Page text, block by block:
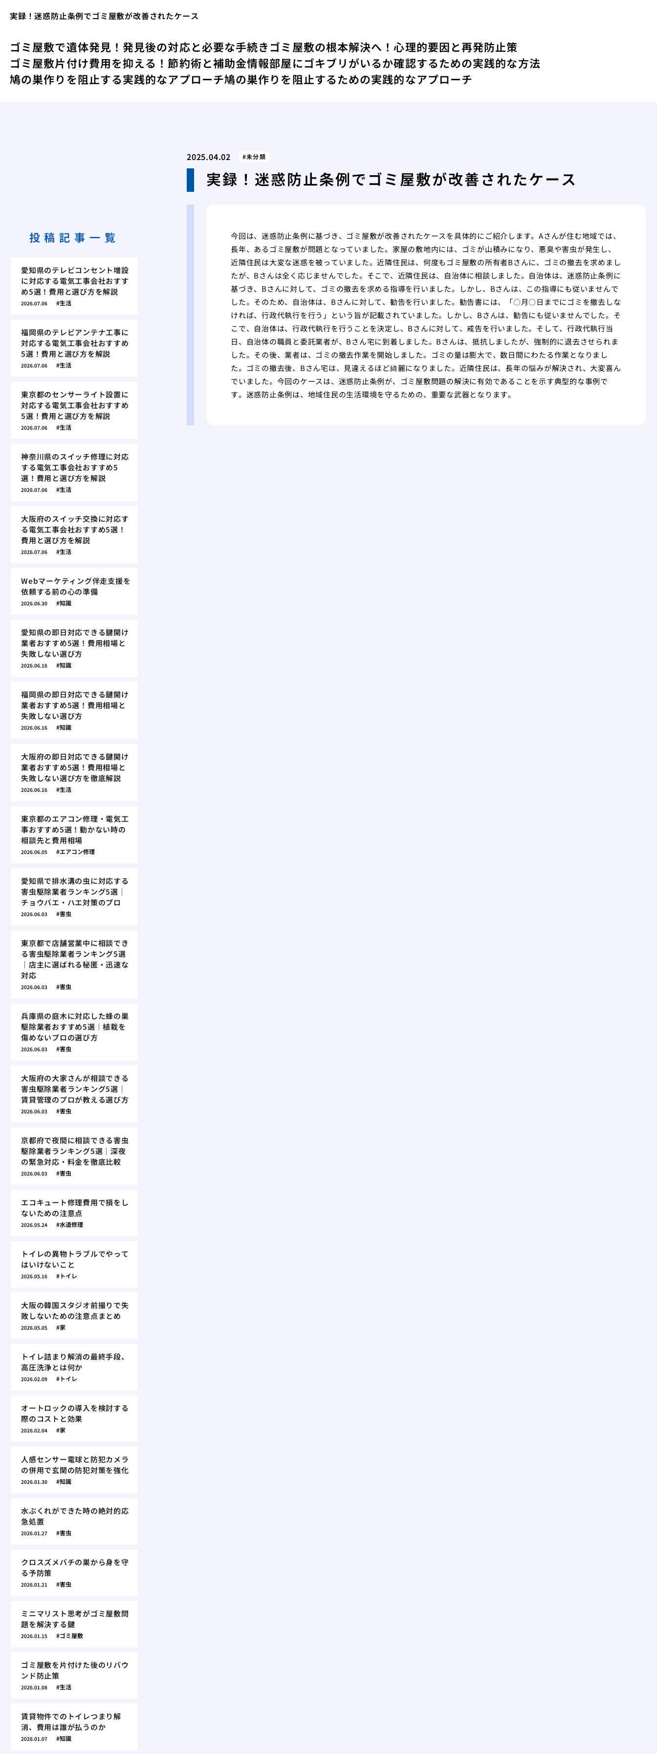
実録！迷惑防止条例でゴミ屋敷が改善されたケース
ゴミ屋敷で遺体発見！発見後の対応と必要な手続きゴミ屋敷の根本解決へ！心理的要因と再発防止策
ゴミ屋敷片付け費用を抑える！節約術と補助金情報部屋にゴキブリがいるか確認するための実践的な方法
鳩の巣作りを阻止する実践的なアプローチ鳩の巣作りを阻止するための実践的なアプローチ
2025.04.02 未分類
実録！迷惑防止条例でゴミ屋敷が改善されたケース
今回は、迷惑防止条例に基づき、ゴミ屋敷が改善されたケースを具体的にご紹介します。Aさんが住む地域では、
長年、あるゴミ屋敷が問題となっていました。家屋の敷地内には、ゴミが山積みになり、悪臭や害虫が発生し、
近隣住民は大変な迷惑を被っていました。近隣住民は、何度もゴミ屋敷の所有者Bさんに、ゴミの撤去を求めまし
たが、Bさんは全く応じませんでした。そこで、近隣住民は、自治体に相談しました。自治体は、迷惑防止条例に
基づき、Bさんに対して、ゴミの撤去を求める指導を行いました。しかし、Bさんは、この指導にも従いませんで
した。そのため、自治体は、Bさんに対して、勧告を行いました。勧告書には、「〇月〇日までにゴミを撤去しな
ければ、行政代執行を行う」という旨が記載されていました。しかし、Bさんは、勧告にも従いませんでした。そ
こで、自治体は、行政代執行を行うことを決定し、Bさんに対して、戒告を行いました。そして、行政代執行当
日、自治体の職員と委託業者が、Bさん宅に到着しました。Bさんは、抵抗しましたが、強制的に退去させられま
した。その後、業者は、ゴミの撤去作業を開始しました。ゴミの量は膨大で、数日間にわたる作業となりまし
た。ゴミの撤去後、Bさん宅は、見違えるほど綺麗になりました。近隣住民は、長年の悩みが解決され、大変喜ん
でいました。今回のケースは、迷惑防止条例が、ゴミ屋敷問題の解決に有効であることを示す典型的な事例で
す。迷惑防止条例は、地域住民の生活環境を守るための、重要な武器となります。
投稿記事一覧
愛知県のテレビコンセント増設
に対応する電気工事会社おすす
め5選！費用と選び方を解説
2026.07.06 生活
福岡県のテレビアンテナ工事に
対応する電気工事会社おすすめ
5選！費用と選び方を解説
2026.07.06 生活
東京都のセンサーライト設置に
対応する電気工事会社おすすめ
5選！費用と選び方を解説
2026.07.06 生活
神奈川県のスイッチ修理に対応
する電気工事会社おすすめ5
選！費用と選び方を解説
2026.07.06 生活
大阪府のスイッチ交換に対応す
る電気工事会社おすすめ5選！
費用と選び方を解説
2026.07.06 生活
Webマーケティング伴走支援を
依頼する前の心の準備
2026.06.30 知識
愛知県の即日対応できる鍵開け
業者おすすめ5選！費用相場と
失敗しない選び方
2026.06.16 知識
福岡県の即日対応できる鍵開け
業者おすすめ5選！費用相場と
失敗しない選び方
2026.06.16 知識
大阪府の即日対応できる鍵開け
業者おすすめ5選！費用相場と
失敗しない選び方を徹底解説
2026.06.16 生活
東京都のエアコン修理・電気工
事おすすめ5選！動かない時の
相談先と費用相場
2026.06.05 エアコン修理
愛知県で排水溝の虫に対応する
害虫駆除業者ランキング5選｜
チョウバエ・ハエ対策のプロ
2026.06.03 害虫
東京都で店舗営業中に相談でき
る害虫駆除業者ランキング5選
｜店主に選ばれる秘匿・迅速な
対応
2026.06.03 害虫
兵庫県の庭木に対応した蜂の巣
駆除業者おすすめ5選｜植栽を
傷めないプロの選び方
2026.06.03 害虫
大阪府の大家さんが相談できる
害虫駆除業者ランキング5選｜
賃貸管理のプロが教える選び方
2026.06.03 害虫
京都府で夜間に相談できる害虫
駆除業者ランキング5選｜深夜
の緊急対応・料金を徹底比較
2026.06.03 害虫
エコキュート修理費用で損をし
ないための注意点
2026.05.24 水道修理
トイレの異物トラブルでやって
はいけないこと
2026.05.16 トイレ
大阪の韓国スタジオ前撮りで失
敗しないための注意点まとめ
2026.05.05 家
トイレ詰まり解消の最終手段、
高圧洗浄とは何か
2026.02.09 トイレ
オートロックの導入を検討する
際のコストと効果
2026.02.04 家
人感センサー電球と防犯カメラ
の併用で玄関の防犯対策を強化
2026.01.30 知識
水ぶくれができた時の絶対的応
急処置
2026.01.27 害虫
クロスズメバチの巣から身を守
る予防策
2026.01.21 害虫
ミニマリスト思考がゴミ屋敷問
題を解決する鍵
2026.01.15 ゴミ屋敷
ゴミ屋敷を片付けた後のリバウ
ンド防止策
2026.01.08 生活
賃貸物件でのトイレつまり解
消、費用は誰が払うのか
2026.01.07 知識